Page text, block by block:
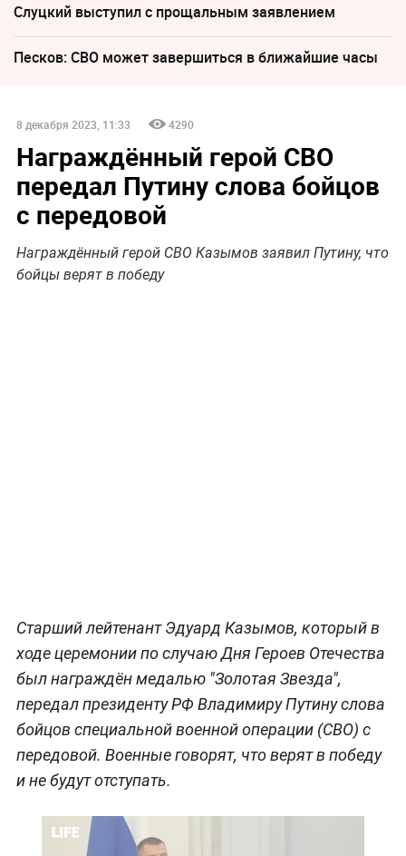
Слуцкий выступил с прощальным заявлением
Песков: СВО может завершиться в ближайшие часы
8 декабря 2023, 11:33 4290
Награждённый герой СВО
передал Путину слова бойцов
с передовой
Награждённый герой СВО Казымов заявил Путину, что
бойцы верят в победу
Старший лейтенант Эдуард Казымов, который в
ходе церемонии по случаю Дня Героев Отечества
был награждён медалью "Золотая Звезда",
передал президенту РФ Владимиру Путину слова
бойцов специальной военной операции (СВО) с
передовой. Военные говорят, что верят в победу
и не будут отступать.